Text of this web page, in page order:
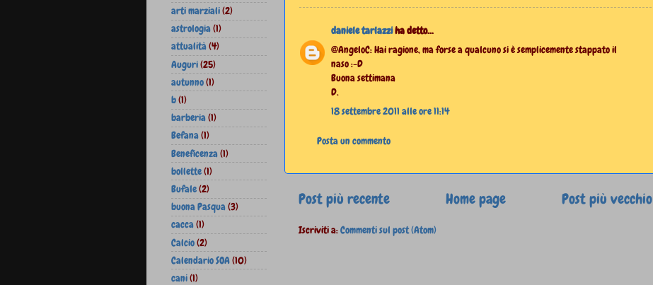
daniele tarlazziha detto...
@AngeloC: Hai ragione, ma forse a qualcuno si è semplicemente stappato il
naso :-D
Buona settimana
D.
18 settembre 2011 alle ore 11:14
Posta un commento
Post più recente Post più vecchio
Home page
Iscriviti a:Commenti sul post (Atom)
arti marziali(2)
astrologia(1)
attualità(4)
Auguri(25)
autunno(1)
b(1)
barberia(1)
Befana(1)
Beneficenza(1)
bollette(1)
Bufale(2)
buona Pasqua(3)
cacca(1)
Calcio(2)
Calendario SOA(10)
cani(1)